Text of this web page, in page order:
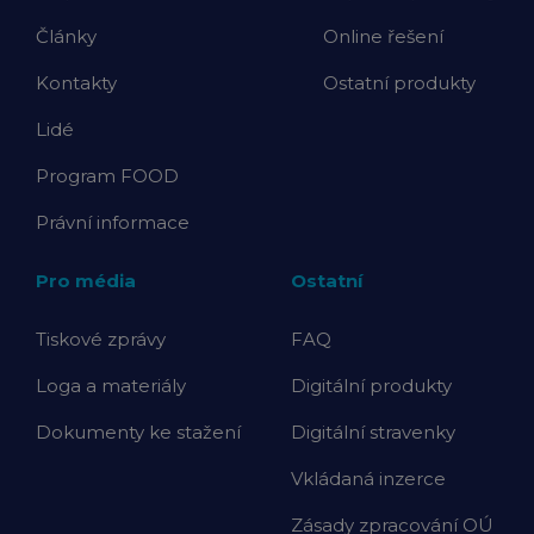
Články
Kontakty
Lidé
Program FOOD
Právní informace
Online řešení
Ostatní produkty
Pro média
Tiskové zprávy
Loga a materiály
Dokumenty ke stažení
Ostatní
FAQ
Digitální produkty
Digitální stravenky
Vkládaná inzerce
Zásady zpracování OÚ